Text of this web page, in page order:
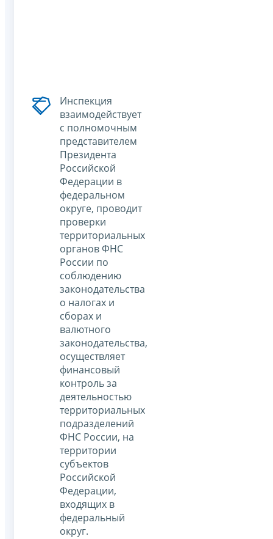
Инспекция
взаимодействует
с полномочным
представителем
Президента
Российской
Федерации в
федеральном
округе, проводит
проверки
территориальных
органов ФНС
России по
соблюдению
законодательства
о налогах и
сборах и
валютного
законодательства,
осуществляет
финансовый
контроль за
деятельностью
территориальных
подразделений
ФНС России, на
территории
субъектов
Российской
Федерации,
входящих в
федеральный
округ.